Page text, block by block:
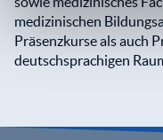
medizinischen
Präsenzkurse als auch
deutschsprachigen